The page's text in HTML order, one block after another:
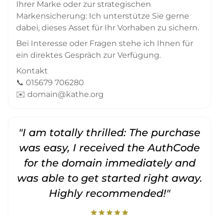
Ihrer Marke oder zur strategischen
Markensicherung: Ich unterstütze Sie gerne
dabei, dieses Asset für Ihr Vorhaben zu sichern.
Bei Interesse oder Fragen stehe ich Ihnen für
ein direktes Gespräch zur Verfügung.
Kontakt
📞 015679 706280
✉️ domain@kathe.org
"I am totally thrilled: The purchase
was easy, I received the AuthCode
for the domain immediately and
was able to get started right away.
Highly recommended!"
starstarstarstarstar